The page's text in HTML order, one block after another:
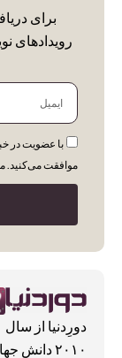
برای
رویدادهای
ایمیل
با عضویت در
موافقت می‌کنید.
دورِدنیا از سال
۲۰۱۰ دانش